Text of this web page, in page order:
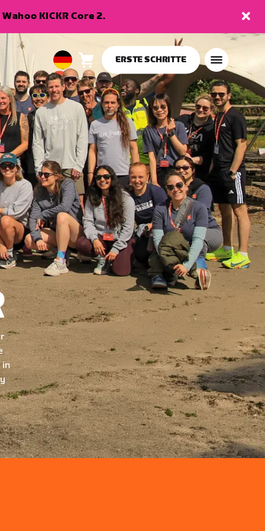
KICKR Core 2.
European
Union
Deutsch
Warenkorb0
Artikel
ERSTE SCHRITTE
in